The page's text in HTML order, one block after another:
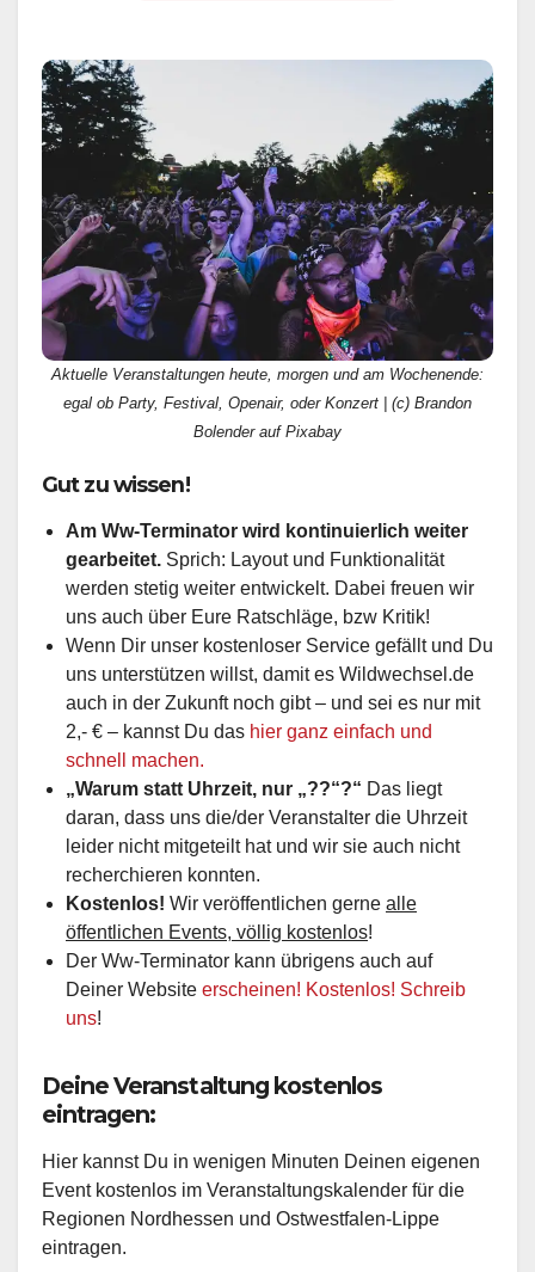
Aktuelle Veranstaltungen heute, morgen und am Wochenende:
egal ob Party, Festival, Openair, oder Konzert | (c) Brandon
Bolender auf Pixabay
Gut zu wissen!
Am Ww-Terminator wird kontinuierlich weiter
gearbeitet. Sprich: Layout und Funktionalität
werden stetig weiter entwickelt. Dabei freuen wir
uns auch über Eure Ratschläge, bzw Kritik!
Wenn Dir unser kostenloser Service gefällt und Du
uns unterstützen willst, damit es Wildwechsel.de
auch in der Zukunft noch gibt – und sei es nur mit
2,- € – kannst Du das hier ganz einfach und
schnell machen.
„Warum statt Uhrzeit, nur „??“?“ Das liegt
daran, dass uns die/der Veranstalter die Uhrzeit
leider nicht mitgeteilt hat und wir sie auch nicht
recherchieren konnten.
Kostenlos! Wir veröffentlichen gerne alle
öffentlichen Events, völlig kostenlos!
Der Ww-Terminator kann übrigens auch auf
Deiner Website erscheinen! Kostenlos! Schreib
uns!
Deine Veranstaltung kostenlos
eintragen:
Hier kannst Du in wenigen Minuten Deinen eigenen
Event kostenlos im Veranstaltungskalender für die
Regionen Nordhessen und Ostwestfalen-Lippe
eintragen.